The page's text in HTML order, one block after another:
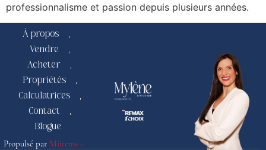
professionnalisme et passion depuis plusieurs années.
À propos
Vendre
Acheter
Propriétés
Calculatrices
Contact
Blogue
Propulsé par Miitems –